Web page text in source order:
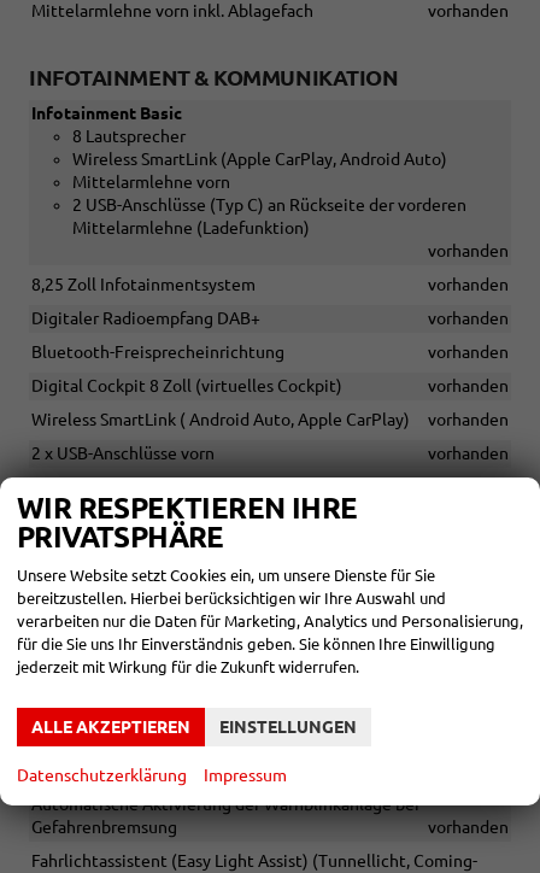
Mittelarmlehne vorn inkl. Ablagefach
vorhanden
INFOTAINMENT & KOMMUNIKATION
Infotainment Basic
8 Lautsprecher
Wireless SmartLink (Apple CarPlay, Android Auto)
Mittelarmlehne vorn
2 USB-Anschlüsse (Typ C) an Rückseite der vorderen
Mittelarmlehne (Ladefunktion)
vorhanden
8,25 Zoll Infotainmentsystem
vorhanden
Digitaler Radioempfang DAB+
vorhanden
Bluetooth-Freisprecheinrichtung
vorhanden
Digital Cockpit 8 Zoll (virtuelles Cockpit)
vorhanden
Wireless SmartLink ( Android Auto, Apple CarPlay)
vorhanden
2 x USB-Anschlüsse vorn
vorhanden
Mittelarmlehne (Ladefunktion)
eCall
SICHERHEIT & ASSISTENZ
Fahrer- und abschaltbarer Beifahrerairbag
vorhanden
Seitenairbags vorn
Kopfairbags
Isofix-Vorbereitungen auf dem Beifahrersitz und den äußeren
Rücksitzen, inkl. Top-Tether-Verankerung
Automatische Aktivierung der Warnblinkanlage bei
Gefahrenbremsung
vorhanden
Fahrlichtassistent (Easy Light Assist) (Tunnellicht, Coming-
WIR RESPEKTIEREN IHRE
PRIVATSPHÄRE
Unsere Website setzt Cookies ein, um unsere Dienste für Sie
bereitzustellen. Hierbei berücksichtigen wir Ihre Auswahl und
verarbeiten nur die Daten für Marketing, Analytics und Personalisierung,
für die Sie uns Ihr Einverständnis geben. Sie können Ihre Einwilligung
jederzeit mit Wirkung für die Zukunft widerrufen.
ALLE AKZEPTIEREN EINSTELLUNGEN
Datenschutzerklärung Impressum